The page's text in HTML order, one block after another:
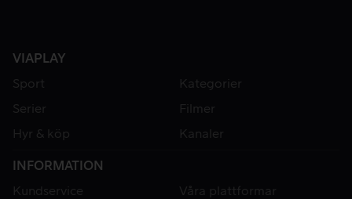
VIAPLAY
Sport
Kategorier
Serier
Filmer
Hyr & köp
Kanaler
INFORMATION
Kundservice
Våra plattformar